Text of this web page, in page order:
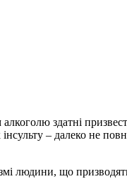
здатні
– далеко не
людини, що